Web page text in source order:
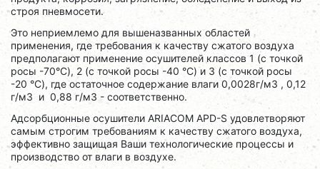
строя пневмосети.
Это неприемлемо для вышеназванных областей
применения, где требования к качеству сжатого воздуха
предполагают применение осушителей классов 1 (с точкой
росы -70°C), 2 (с точкой росы -40 °C) и 3 (с точкой росы
-20 °C), где остаточное содержание влаги 0,0028г/м3 , 0,12
г/м3 и 0,88 г/м3 - соответственно.
Адсорбционные осушители ARIACOM APD-S удовлетворяют
самым строгим требованиям к качеству сжатого воздуха,
эффективно защищая Ваши технологические процессы и
производство от влаги в воздухе.